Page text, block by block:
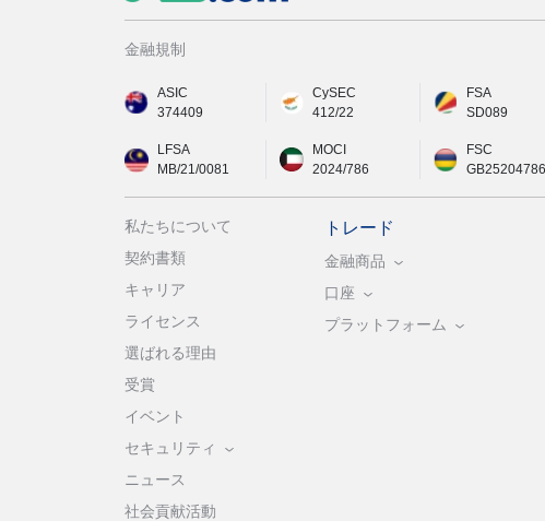
金融規制
ASIC
374409
CySEC
412/22
FSA
SD089
LFSA
MB/21/0081
MOCI
2024/786
FSC
GB25204786
私たちについて
契約書類
キャリア
ライセンス
選ばれる理由
受賞
イベント
セキュリティ
ニュース
社会貢献活動
トレード
金融商品
口座
プラットフォーム